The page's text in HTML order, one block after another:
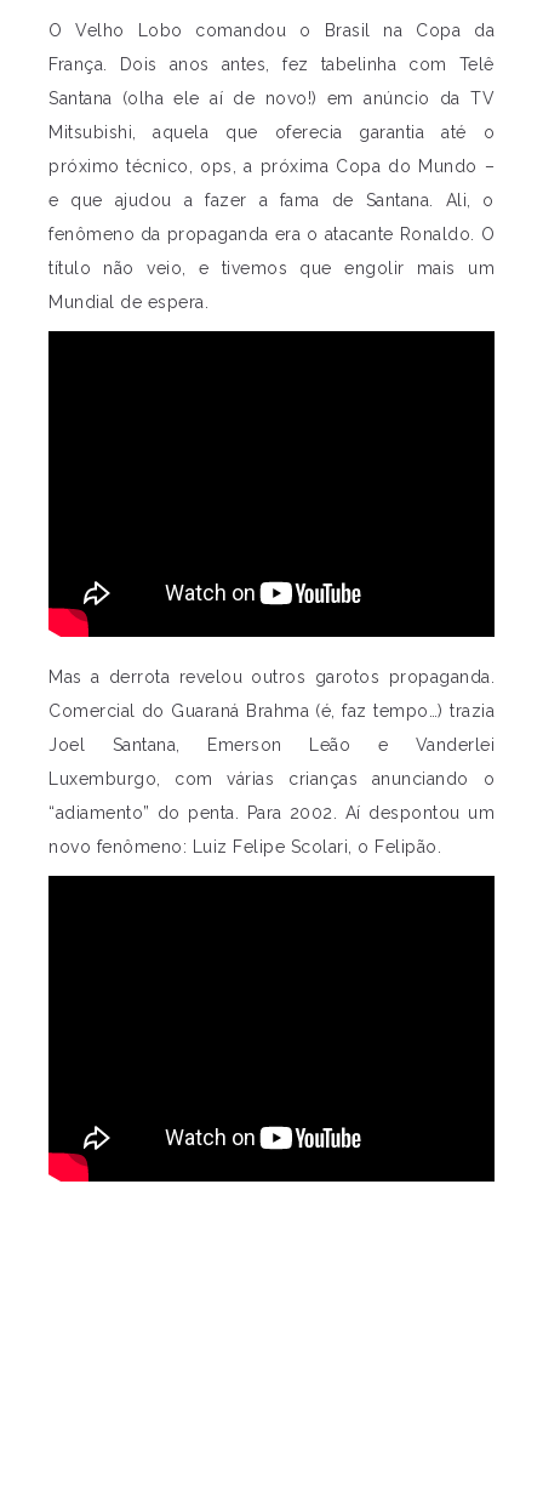
O Velho Lobo comandou o Brasil na Copa da
França. Dois anos antes, fez tabelinha com Telê
Santana (olha ele aí de novo!) em anúncio da TV
Mitsubishi, aquela que oferecia garantia até o
próximo técnico, ops, a próxima Copa do Mundo –
e que ajudou a fazer a fama de Santana. Ali, o
fenômeno da propaganda era o atacante Ronaldo. O
título não veio, e tivemos que engolir mais um
Mundial de espera.
Mas a derrota revelou outros garotos propaganda.
Comercial do Guaraná Brahma (é, faz tempo…) trazia
Joel Santana, Emerson Leão e Vanderlei
Luxemburgo, com várias crianças anunciando o
“adiamento” do penta. Para 2002. Aí despontou um
novo fenômeno: Luiz Felipe Scolari, o Felipão.